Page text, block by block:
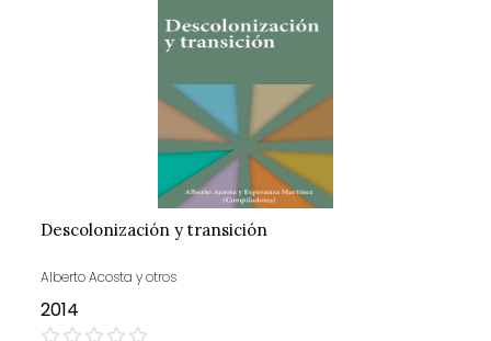
Descolonización y transición
Alberto Acosta y otros
2014